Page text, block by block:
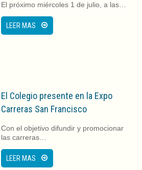
El próximo miércoles 1 de julio, a las…
LEER MAS
El Colegio presente en la Expo
Carreras San Francisco
Con el objetivo difundir y promocionar
las carreras…
LEER MAS